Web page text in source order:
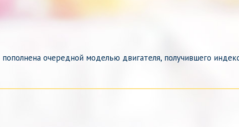
очередной моделью двигателя, получившего